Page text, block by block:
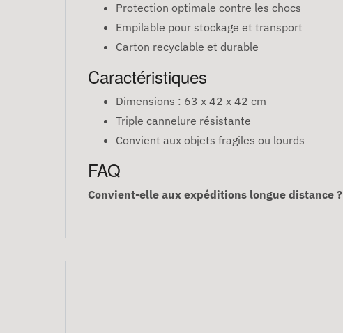
Protection optimale contre les chocs
Empilable pour stockage et transport
Carton recyclable et durable
Caractéristiques
Dimensions : 63 x 42 x 42 cm
Triple cannelure résistante
Convient aux objets fragiles ou lourds
FAQ
Convient-elle aux expéditions longue distance ?